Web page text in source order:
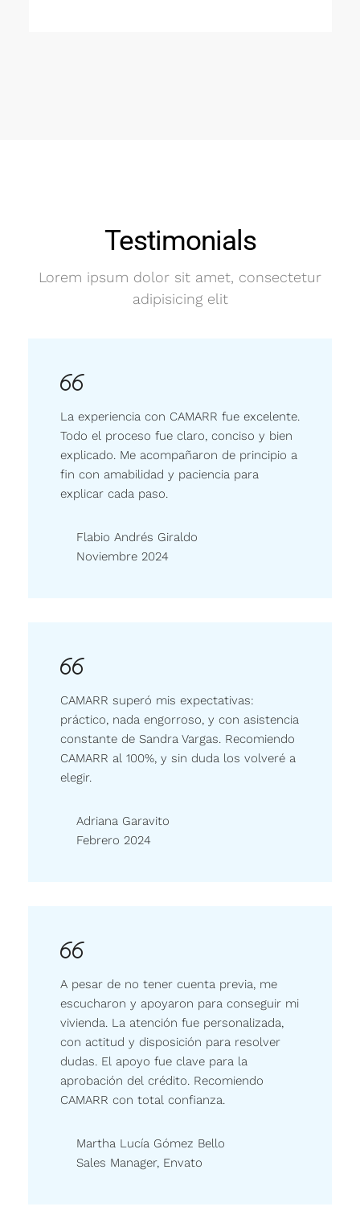
Testimonials
Lorem ipsum dolor sit amet, consectetur
adipisicing elit
La experiencia con CAMARR fue excelente.
Todo el proceso fue claro, conciso y bien
explicado. Me acompañaron de principio a
fin con amabilidad y paciencia para
explicar cada paso.
Flabio Andrés Giraldo
Noviembre 2024
CAMARR superó mis expectativas:
práctico, nada engorroso, y con asistencia
constante de Sandra Vargas. Recomiendo
CAMARR al 100%, y sin duda los volveré a
elegir.
Adriana Garavito
Febrero 2024
A pesar de no tener cuenta previa, me
escucharon y apoyaron para conseguir mi
vivienda. La atención fue personalizada,
con actitud y disposición para resolver
dudas. El apoyo fue clave para la
aprobación del crédito. Recomiendo
CAMARR con total confianza.
Martha Lucía Gómez Bello
Sales Manager, Envato